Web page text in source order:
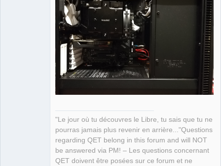
"Le jour où tu découvres le Libre, tu sais que tu ne
pourras jamais plus revenir en arrière..."Questions
regarding QET belong in this forum and will NOT
be answered via PM! – Les questions concernant
QET doivent être posées sur ce forum et ne